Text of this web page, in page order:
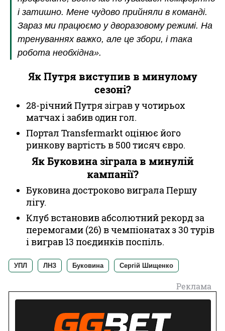
і затишно. Мене чудово прийняли в команді.
Зараз ми працюємо у дворазовому режимі. На
тренуваннях важко, але це збори, і така
робота необхідна».
Як Путря виступив в минулому
сезоні?
28-річний Путря зіграв у чотирьох
матчах і забив один гол.
Портал Transfermarkt оцінює його
ринкову вартість в 500 тисяч євро.
Як Буковина зіграла в минулій
кампанії?
Буковина достроково виграла Першу
лігу.
Клуб встановив абсолютний рекорд за
перемогами (26) в чемпіонатах з 30 турів
і виграв 13 поєдинків поспіль.
УПЛ ЛНЗ Буковина Сергій Шищенко
Реклама